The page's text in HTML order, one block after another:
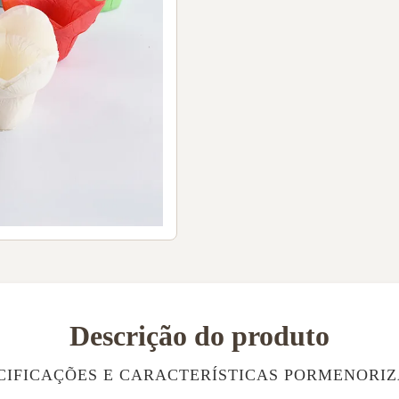
Descrição do produto
E CARACTERÍSTICAS